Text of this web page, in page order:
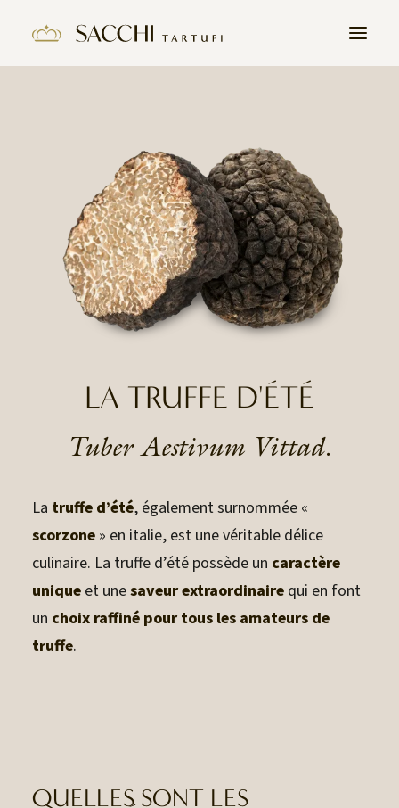
PRODUITS
LA TRUFFE
CONTACT
REJOIGNEZ NOUS
LA TRUFFE D'ÉTÉ
Tuber Aestivum Vittad.
La truffe d’été, également surnommée «
scorzone » en italie, est une véritable délice
culinaire. La truffe d’été possède un caractère
unique et unesaveur extraordinaire qui en font
un choix raffiné pour tous les amateurs de
truffe.
QUELLES SONT LES